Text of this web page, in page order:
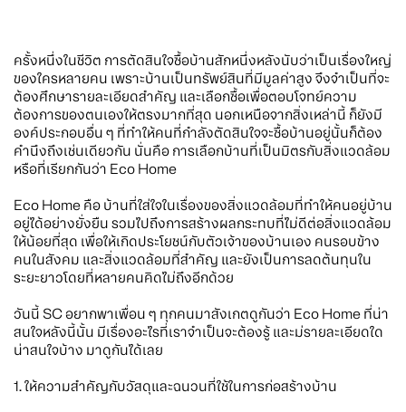
ครั้งหนึ่งในชีวิต การตัดสินใจซื้อบ้านสักหนึ่งหลังนับว่าเป็นเรื่องใหญ่
ของใครหลายคน เพราะบ้านเป็นทรัพย์สินที่มีมูลค่าสูง จึงจำเป็นที่จะ
ต้องศึกษารายละเอียดสำคัญ และเลือกซื้อเพื่อตอบโจทย์ความ
ต้องการของตนเองให้ตรงมากที่สุด นอกเหนือจากสิ่งเหล่านี้ ก็ยังมี
องค์ประกอบอื่น ๆ ที่ทำให้คนที่กำลังตัดสินใจจะซื้อบ้านอยู่นั้นก็ต้อง
คำนึงถึงเช่นเดียวกัน นั่นคือ การเลือกบ้านที่เป็นมิตรกับสิ่งแวดล้อม
หรือที่เรียกกันว่า Eco Home
Eco Home คือ บ้านที่ใส่ใจในเรื่องของสิ่งแวดล้อมที่ทำให้คนอยู่บ้าน
อยู่ได้อย่างยั่งยืน รวมไปถึงการสร้างผลกระทบที่ไม่ดีต่อสิ่งแวดล้อม
ให้น้อยที่สุด เพื่อให้เกิดประโยชน์กับตัวเจ้าของบ้านเอง คนรอบข้าง
คนในสังคม และสิ่งแวดล้อมที่สำคัญ และยังเป็นการลดต้นทุนใน
ระยะยาวโดยที่หลายคนคิดไม่ถึงอีกด้วย
วันนี้ SC อยากพาเพื่อน ๆ ทุกคนมาสังเกตดูกันว่า Eco Home ที่น่า
สนใจหลังนี้นั้น มีเรื่องอะไรที่เราจำเป็นจะต้องรู้ และม่รายละเอียดใด
น่าสนใจบ้าง มาดูกันได้เลย
1. ให้ความสำคัญกับวัสดุและฉนวนที่ใช้ในการก่อสร้างบ้าน